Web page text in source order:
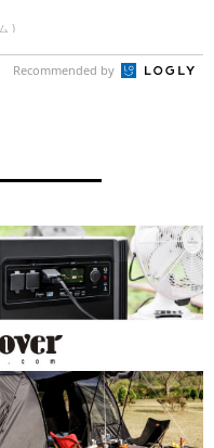
)
Recommended by